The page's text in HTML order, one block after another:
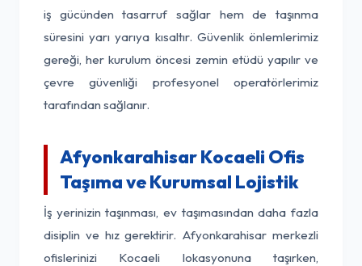
iş gücünden tasarruf sağlar hem de taşınma
süresini yarı yarıya kısaltır. Güvenlik önlemlerimiz
gereği, her kurulum öncesi zemin etüdü yapılır ve
çevre güvenliği profesyonel operatörlerimiz
tarafından sağlanır.
Afyonkarahisar Kocaeli Ofis
Taşıma ve Kurumsal Lojistik
İş yerinizin taşınması, ev taşımasından daha fazla
disiplin ve hız gerektirir. Afyonkarahisar merkezli
ofislerinizi Kocaeli lokasyonuna taşırken,